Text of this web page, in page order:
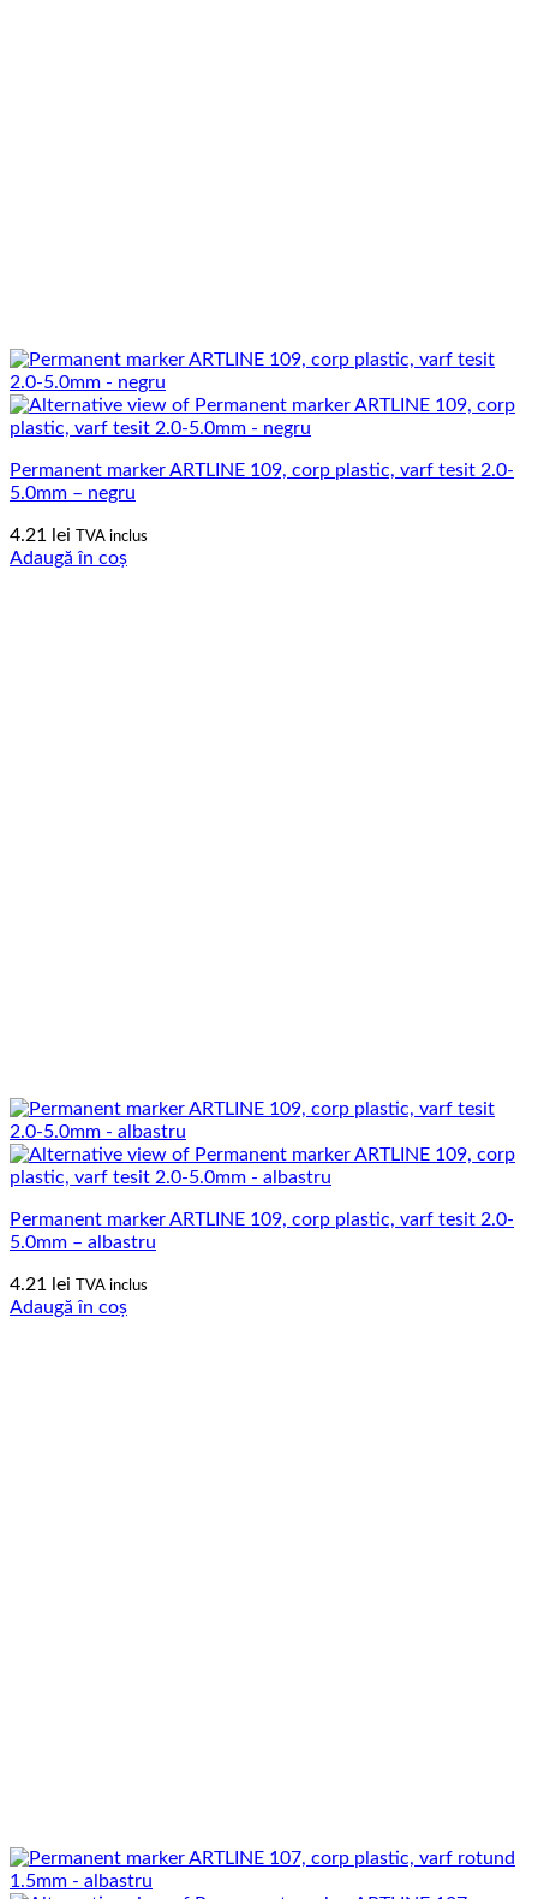
Permanent marker ARTLINE 109, corp plastic, varf tesit 2.0-
5.0mm – negru
4.21 lei TVA inclus
Adaugă în coș
Permanent marker ARTLINE 109, corp plastic, varf tesit 2.0-
5.0mm – albastru
4.21 lei TVA inclus
Adaugă în coș